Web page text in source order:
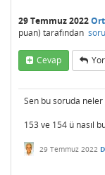
29 Temmuz 2022
puan) tarafından
Cevap
Sen bu soruda
153 ve 154 ü nasıl
29 Temmuz 2022